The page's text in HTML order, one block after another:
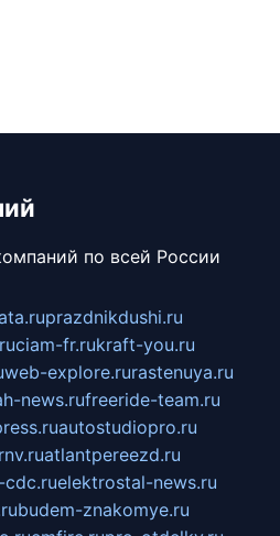
по всей России
prazdnikdushi.ru
ciam-fr.rukraft-you.ru
web-explore.rurastenuya.ru
news.rufreeride-team.ru
autostudiopro.ru
atlantpereezd.ru
cdc.ruelektrostal-news.ru
budem-znakomye.ru